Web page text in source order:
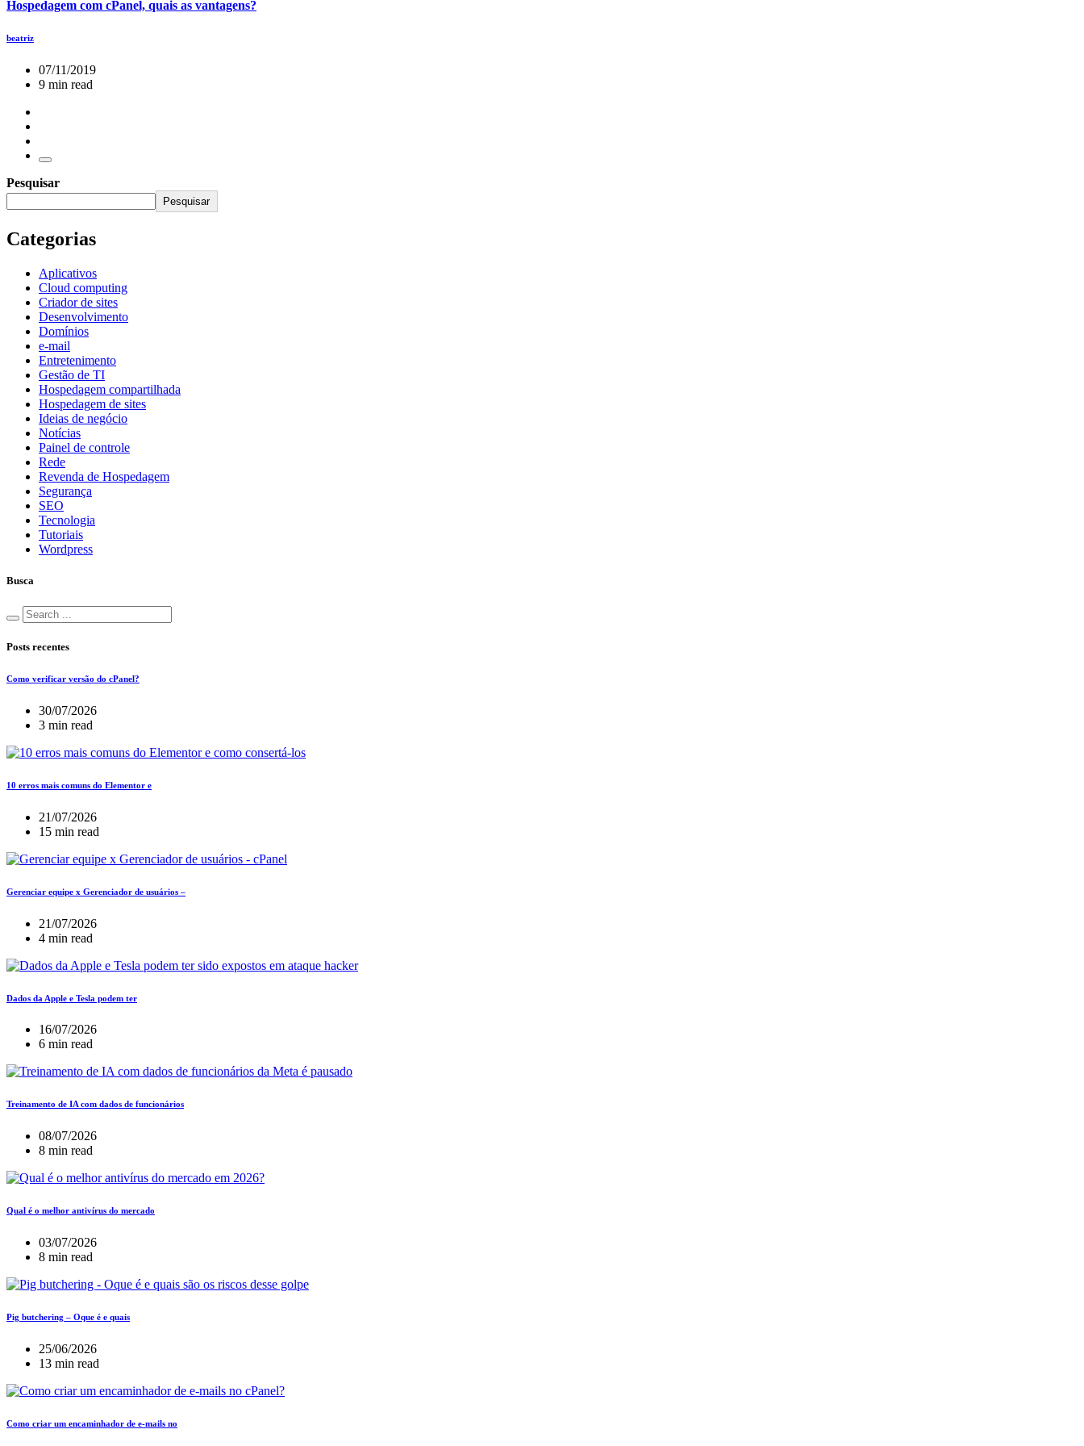
Hospedagem com cPanel, quais as vantagens?
beatriz
07/11/2019
9 min read
Pesquisar
Pesquisar
Categorias
Aplicativos
Cloud computing
Criador de sites
Desenvolvimento
Domínios
e-mail
Entretenimento
Gestão de TI
Hospedagem compartilhada
Hospedagem de sites
Ideias de negócio
Notícias
Painel de controle
Rede
Revenda de Hospedagem
Segurança
SEO
Tecnologia
Tutoriais
Wordpress
Busca
Posts recentes
Como verificar versão do cPanel?
30/07/2026
3 min read
10 erros mais comuns do Elementor e
21/07/2026
15 min read
Gerenciar equipe x Gerenciador de usuários –
21/07/2026
4 min read
Dados da Apple e Tesla podem ter
16/07/2026
6 min read
Treinamento de IA com dados de funcionários
08/07/2026
8 min read
Qual é o melhor antivírus do mercado
03/07/2026
8 min read
Pig butchering – Oque é e quais
25/06/2026
13 min read
Como criar um encaminhador de e-mails no